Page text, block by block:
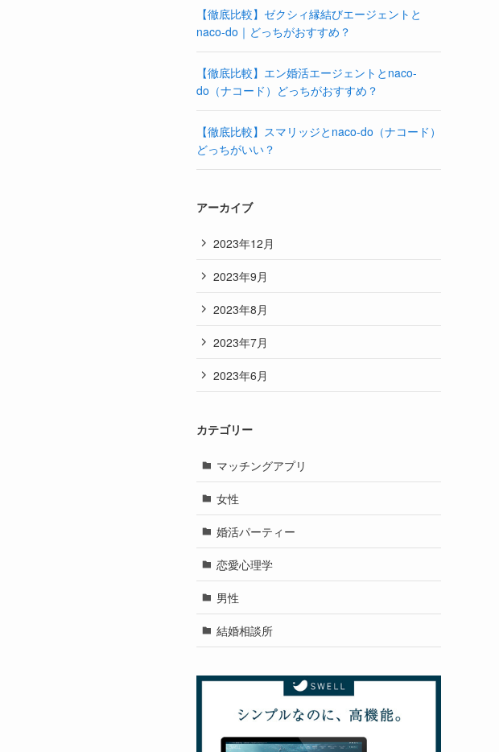
【徹底比較】ゼクシィ縁結びエージェントと
naco-do｜どっちがおすすめ？
【徹底比較】エン婚活エージェントとnaco-
do（ナコード）どっちがおすすめ？
【徹底比較】スマリッジとnaco-do（ナコード）
どっちがいい？
アーカイブ
2023年12月
2023年9月
2023年8月
2023年7月
2023年6月
カテゴリー
マッチングアプリ
女性
婚活パーティー
恋愛心理学
男性
結婚相談所